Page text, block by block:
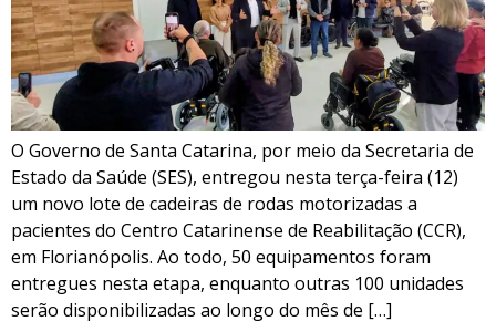
O Governo de Santa Catarina, por meio da Secretaria de
Estado da Saúde (SES), entregou nesta terça-feira (12)
um novo lote de cadeiras de rodas motorizadas a
pacientes do Centro Catarinense de Reabilitação (CCR),
em Florianópolis. Ao todo, 50 equipamentos foram
entregues nesta etapa, enquanto outras 100 unidades
serão disponibilizadas ao longo do mês de […]